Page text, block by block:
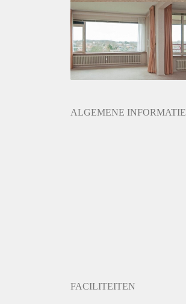
ALGEMENE INFORMATIE
FACILITEITEN